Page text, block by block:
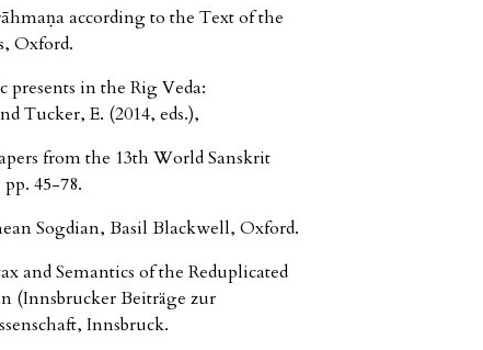
according to the Text of the
Oxford.
presents in the Rig Veda:
Tucker, E. (2014, eds.),
from the 13th World Sanskrit
45-78.
Sogdian, Basil Blackwell, Oxford.
and Semantics of the Reduplicated
(Innsbrucker Beiträge zur
Innsbruck.